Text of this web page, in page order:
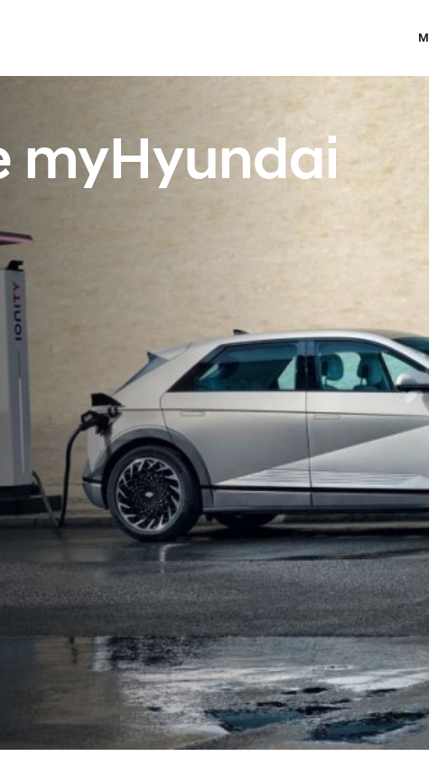
myHyundai